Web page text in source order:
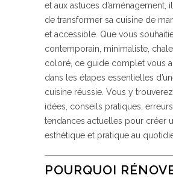
et aux astuces d’aménagement,
de transformer sa cuisine de
et accessible. Que vous
contemporain, minimaliste,
coloré, ce guide complet vous
dans les étapes essentielles
cuisine réussie. Vous y
idées, conseils pratiques,
tendances actuelles pour créer
esthétique et pratique au
POURQUOI